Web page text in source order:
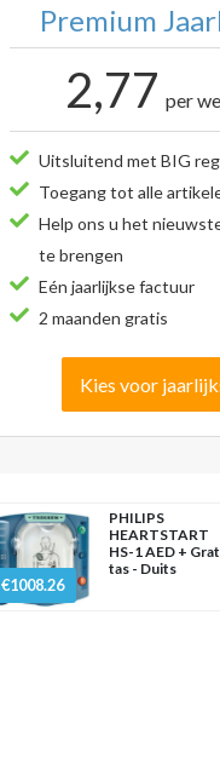
Premium
2,77 per
Uitsluitend met BIG
Toegang tot alle
Help ons u het
te brengen
Eén jaarlijkse factuur
2 maanden gratis
Kies voor
€1008.26
PHILIPS
HEARTSTART
HS-1 AED +
tas - Duits